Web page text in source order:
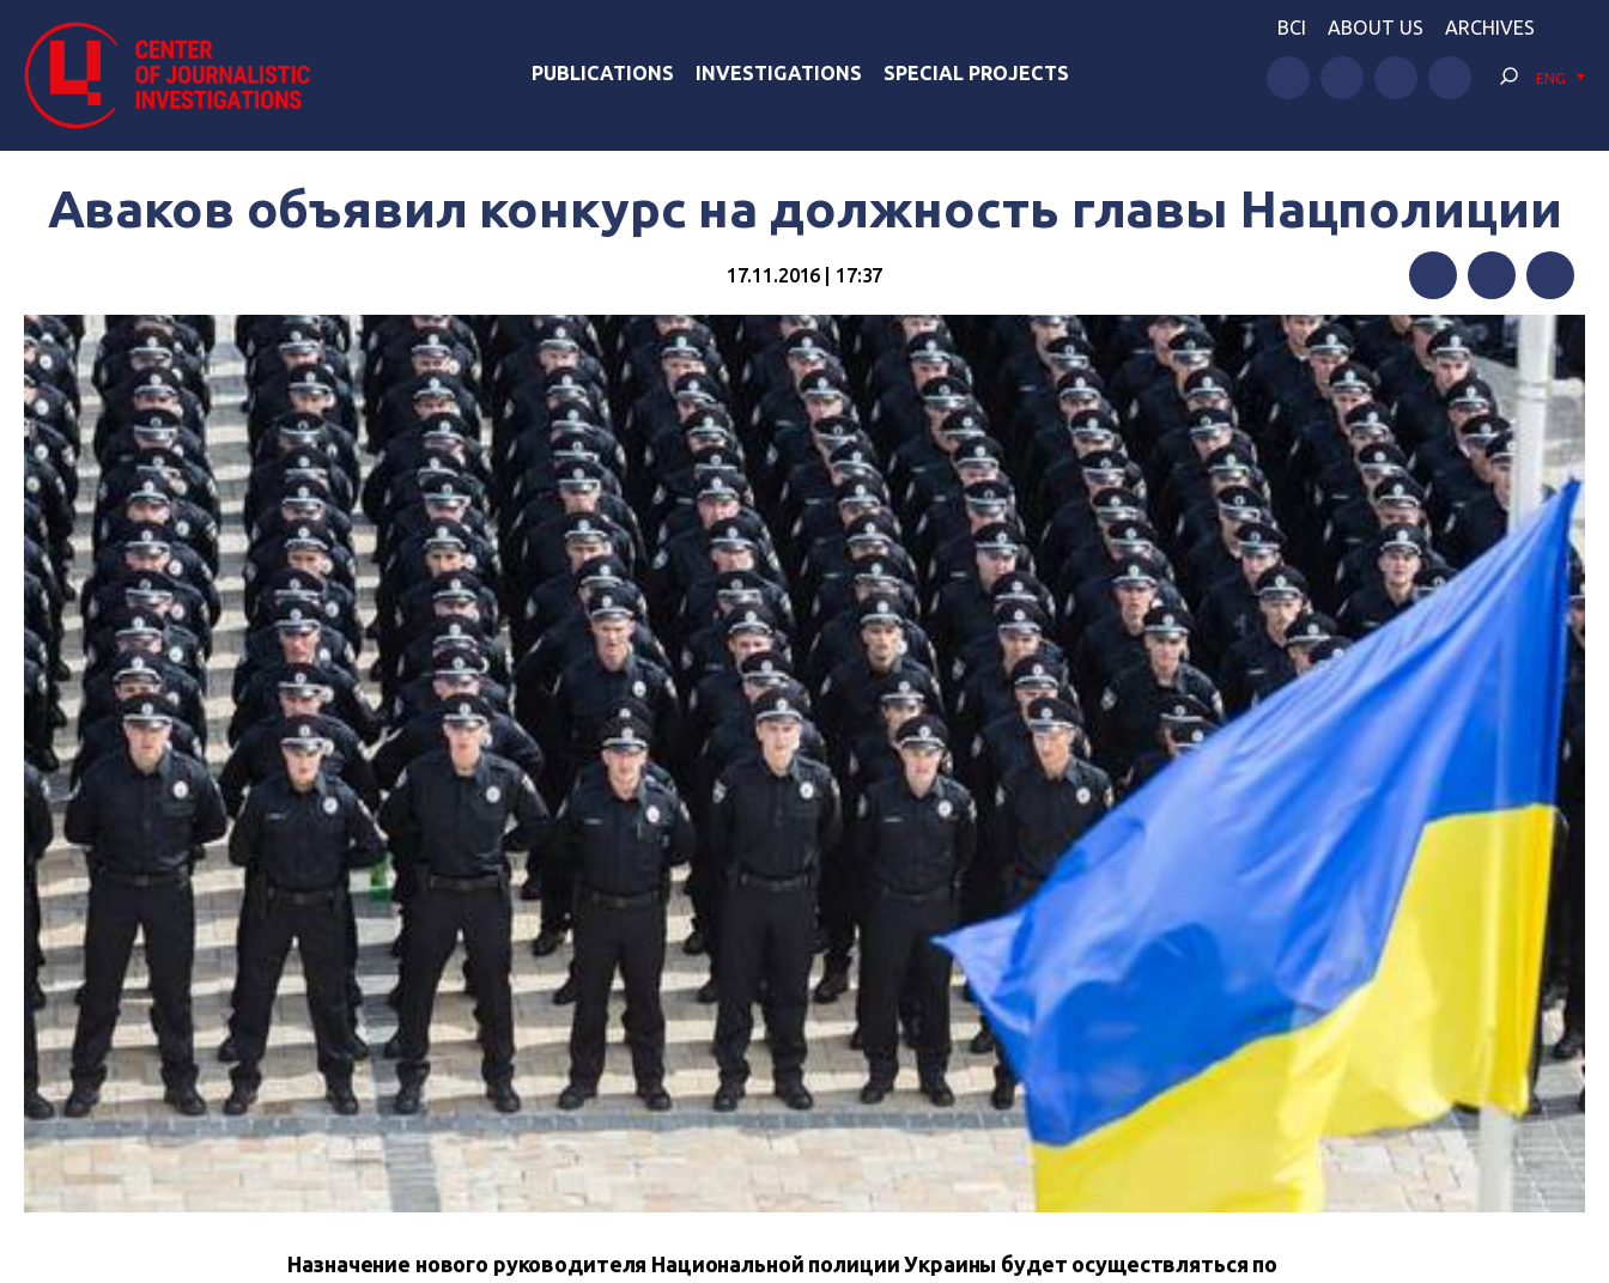
PUBLICATIONS INVESTIGATIONS SPECIAL PROJECTS
BCI ABOUT US ARCHIVES
ENG
Аваков объявил конкурс на должность главы Нацполиции
17.11.2016 | 17:37
FacebookTwitter Telegram
Назначение нового руководителя Национальной полиции Украины будет осуществляться по